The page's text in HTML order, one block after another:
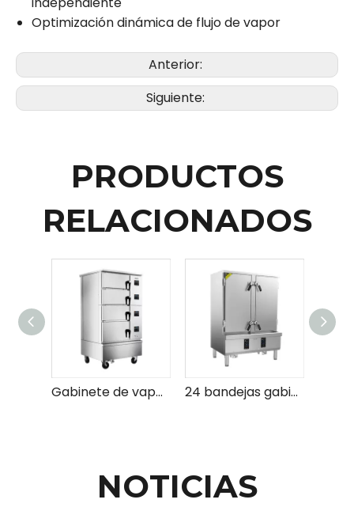
Optimización dinámica de flujo de vapor
Anterior:
Siguiente:
PRODUCTOS
RELACIONADOS
Gabinete de vapor de mariscos de 4 puertas 24 bandejas gabinete de vapor de mariscos de acero inoxidable eléctrico
NOTICIAS